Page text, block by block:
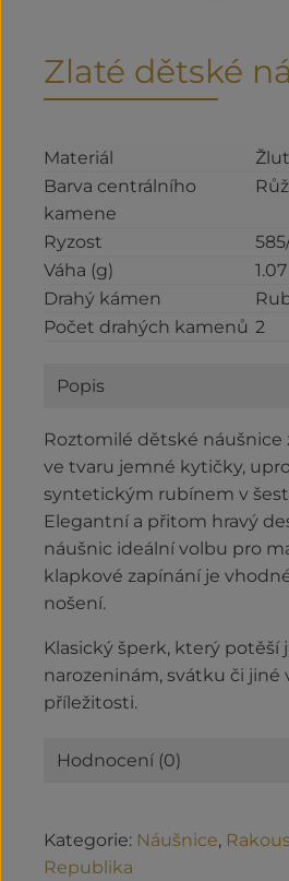
Zlaté dětské
Materiál
Barva centrálního
kamene
Ryzost
Váha (g)
1.07
Drahý kámen
Počet drahých kamenů 2
Popis
Roztomilé dětské náušnice
ve tvaru jemné kytičky,
syntetickým rubínem v
Elegantní a přitom hravý
náušnic ideální volbu pro
klapkové zapínání je
nošení.
Klasický šperk, který potěší
narozeninám, svátku či jiné
příležitosti.
Hodnocení (0)
Kategorie: Náušnice,
Republika